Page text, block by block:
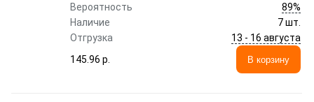
Вероятность
89%
Наличие
7 шт.
Отгрузка
13 - 16 августа
145.96 p.
В корзину